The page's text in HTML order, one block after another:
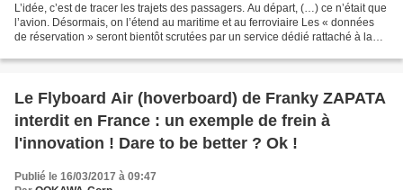
L’idée, c’est de tracer les trajets des passagers. Au départ, (…) ce n’était que
l’avion. Désormais, on l’étend au maritime et au ferroviaire Les « données
de réservation » seront bientôt scrutées par un service dédié rattaché à la
Le Flyboard Air (hoverboard) de Franky ZAPATA
interdit en France : un exemple de frein à
l'innovation ! Dare to be better ? Ok !
Publié le 16/03/2017 à 09:47